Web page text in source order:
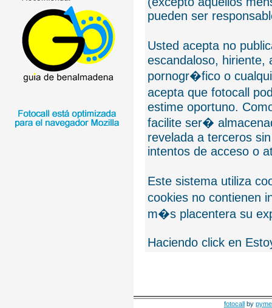
pueden ser
Usted acepta no
escandaloso, hiriente,
pornogr�fico o
acepta que fotocall
estime oportuno.
facilite ser�
revelada a terceros
intentos de acceso o
Este sistema utiliza
cookies no contienen
m�s placentera su
Haciendo click en
fotocall by